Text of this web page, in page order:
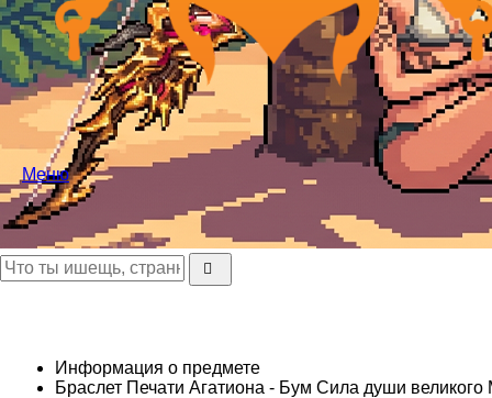
Меню
Информация о предмете
Браслет Печати Агатиона - Бум Сила души великого